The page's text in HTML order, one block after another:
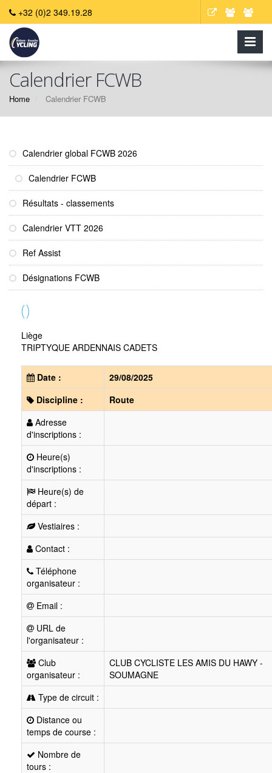
+32 (0)2 349.19.28
Calendrier FCWB
Home Calendrier FCWB
Calendrier global FCWB 2026
Calendrier FCWB
Résultats - classements
Calendrier VTT 2026
Ref Assist
Désignations FCWB
()
Liège
TRIPTYQUE ARDENNAIS CADETS
Date :
29/08/2025
Discipline :
Route
Adresse
d'inscriptions :
Heure(s)
d'inscriptions :
Heure(s) de
départ :
Vestiaires :
Contact :
Téléphone
organisateur :
Email :
URL de
l'organisateur :
Club
organisateur :
CLUB CYCLISTE LES AMIS DU HAWY -
SOUMAGNE
Type de circuit :
Distance ou
temps de course :
Nombre de
tours :